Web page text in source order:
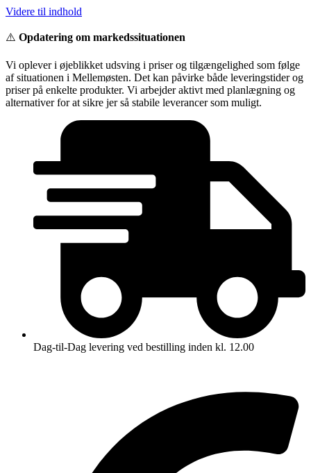
Videre til indhold
⚠️ Opdatering om markedssituationen
Vi oplever i øjeblikket udsving i priser og tilgængelighed som følge
af situationen i Mellemøsten. Det kan påvirke både leveringstider og
priser på enkelte produkter. Vi arbejder aktivt med planlægning og
alternativer for at sikre jer så stabile leverancer som muligt.
Dag-til-Dag levering ved bestilling inden kl. 12.00